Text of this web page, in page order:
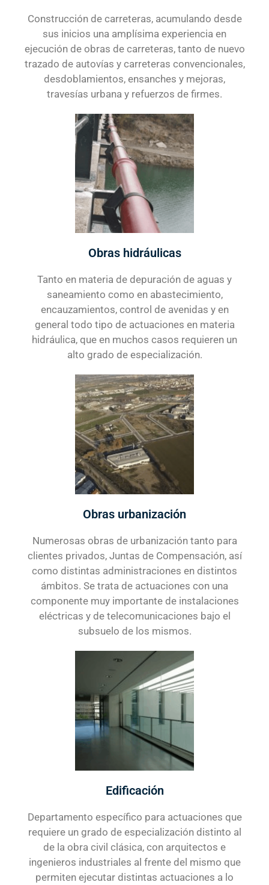
Construcción de carreteras, acumulando desde
sus inicios una amplísima experiencia en
ejecución de obras de carreteras, tanto de nuevo
trazado de autovías y carreteras convencionales,
desdoblamientos, ensanches y mejoras,
travesías urbana y refuerzos de firmes.
Obras hidráulicas
Tanto en materia de depuración de aguas y
saneamiento como en abastecimiento,
encauzamientos, control de avenidas y en
general todo tipo de actuaciones en materia
hidráulica, que en muchos casos requieren un
alto grado de especialización.
Obras urbanización
Numerosas obras de urbanización tanto para
clientes privados, Juntas de Compensación, así
como distintas administraciones en distintos
ámbitos. Se trata de actuaciones con una
componente muy importante de instalaciones
eléctricas y de telecomunicaciones bajo el
subsuelo de los mismos.
Edificación
Departamento específico para actuaciones que
requiere un grado de especialización distinto al
de la obra civil clásica, con arquitectos e
ingenieros industriales al frente del mismo que
permiten ejecutar distintas actuaciones a lo